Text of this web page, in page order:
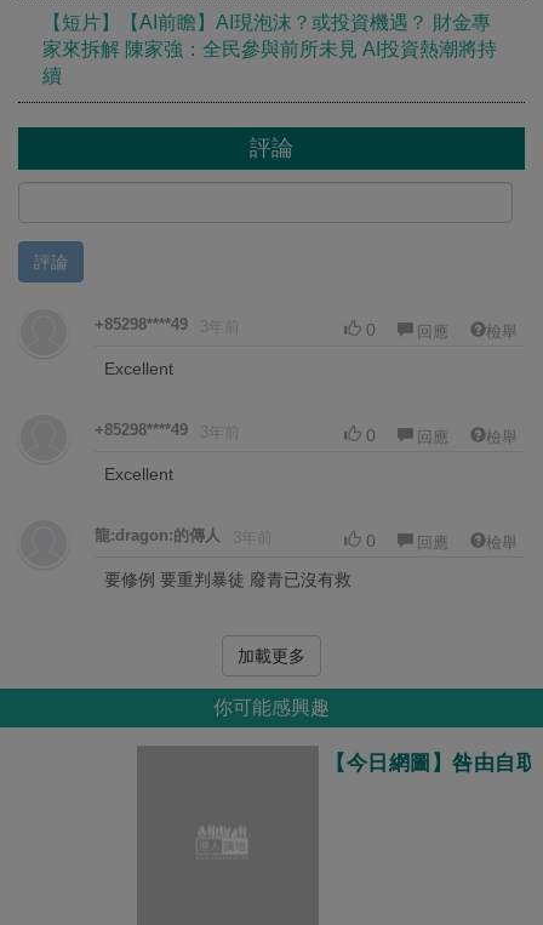
【短片】【AI前瞻】AI現泡沫？或投資機遇？ 財金專
家來拆解 陳家強：全民參與前所未見 AI投資熱潮將持
續
評論
評論
+85298****49 3年前 0 回應 檢舉
Excellent
+85298****49 3年前 0 回應 檢舉
Excellent
龍:dragon:的傳人 3年前 0 回應 檢舉
要修例 要重判暴徒 廢青已沒有救
加載更多
你可能感興趣
【今日網圖】咎由自取